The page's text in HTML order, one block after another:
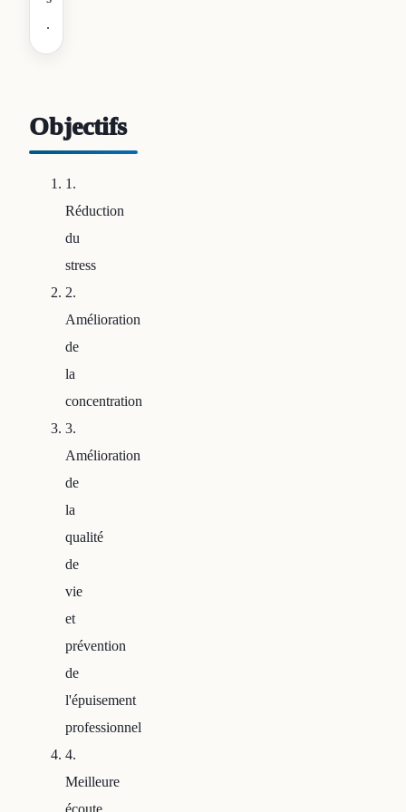
.
Objectifs
1.
Réduction
du
stress
2.
Amélioration
de
la
concentration
3.
Amélioration
de
la
qualité
de
vie
et
prévention
de
l'épuisement
professionnel
4.
Meilleure
écoute